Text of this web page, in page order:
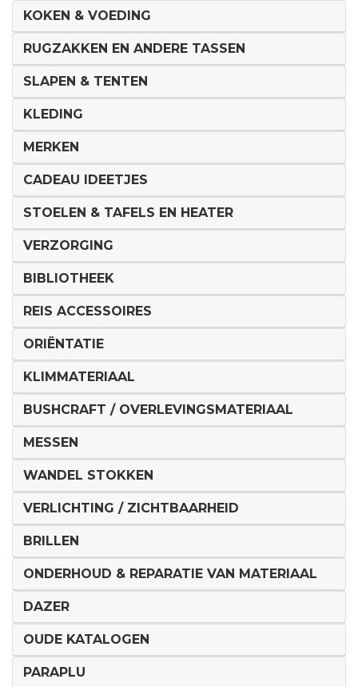
KOKEN & VOEDING
RUGZAKKEN EN ANDERE TASSEN
SLAPEN & TENTEN
KLEDING
MERKEN
CADEAU IDEETJES
STOELEN & TAFELS EN HEATER
VERZORGING
BIBLIOTHEEK
REIS ACCESSOIRES
ORIËNTATIE
KLIMMATERIAAL
BUSHCRAFT / OVERLEVINGSMATERIAAL
MESSEN
WANDEL STOKKEN
VERLICHTING / ZICHTBAARHEID
BRILLEN
ONDERHOUD & REPARATIE VAN MATERIAAL
DAZER
OUDE KATALOGEN
PARAPLU